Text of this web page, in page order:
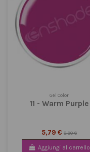
Gel Color
11 - Warm Purple
5,79 € 8,90 €
Aggiungi al carrello